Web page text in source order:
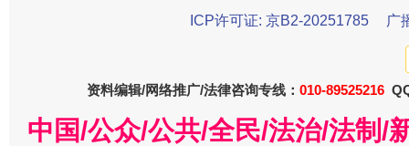
ICP许可证: 京B2-20251785
广
资料编辑/网络推广/法律咨询专线： 010-89525216
中国/公众/公共/全民/法治/法制/